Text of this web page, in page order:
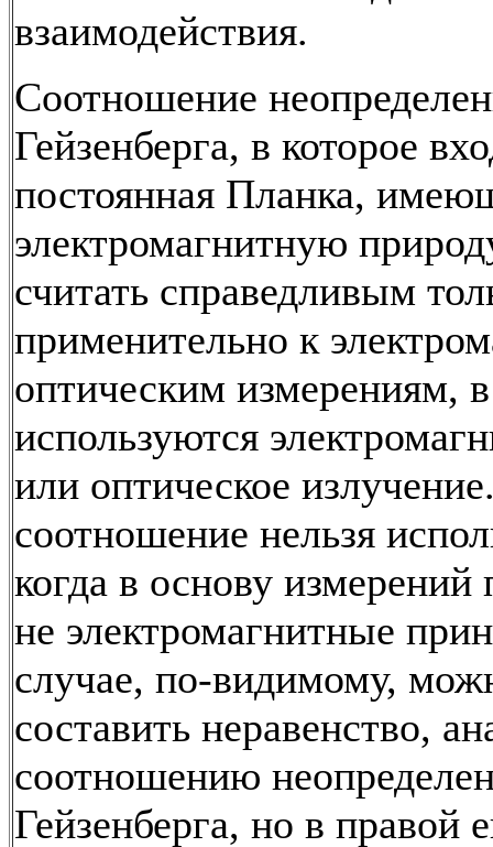
взаимодействия.
Соотношение
Гейзенберга, в которое
постоянная Планка,
электромагнитную
считать справедливым
применительно к
оптическим измерениям,
используются
или оптическое
соотношение нельзя
когда в основу
не электромагнитные
случае, по-видимому,
составить неравенство,
соотношению
Гейзенберга, но в правой